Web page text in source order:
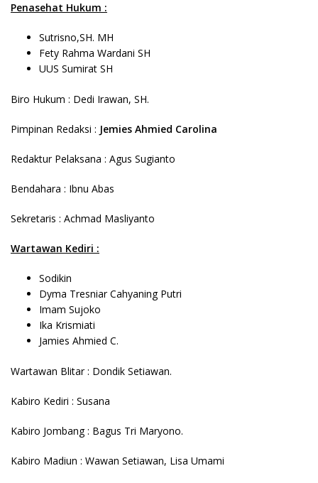
Penasehat Hukum :
Sutrisno,SH. MH
Fety Rahma Wardani SH
UUS Sumirat SH
Biro Hukum : Dedi Irawan, SH.
Pimpinan Redaksi : Jemies Ahmied Carolina
Redaktur Pelaksana : Agus Sugianto
Bendahara : Ibnu Abas
Sekretaris : Achmad Masliyanto
Wartawan Kediri :
Sodikin
Dyma Tresniar Cahyaning Putri
Imam Sujoko
Ika Krismiati
Jamies Ahmied C.
Wartawan Blitar : Dondik Setiawan.
Kabiro Kediri : Susana
Kabiro Jombang : Bagus Tri Maryono.
Kabiro Madiun : Wawan Setiawan, Lisa Umami